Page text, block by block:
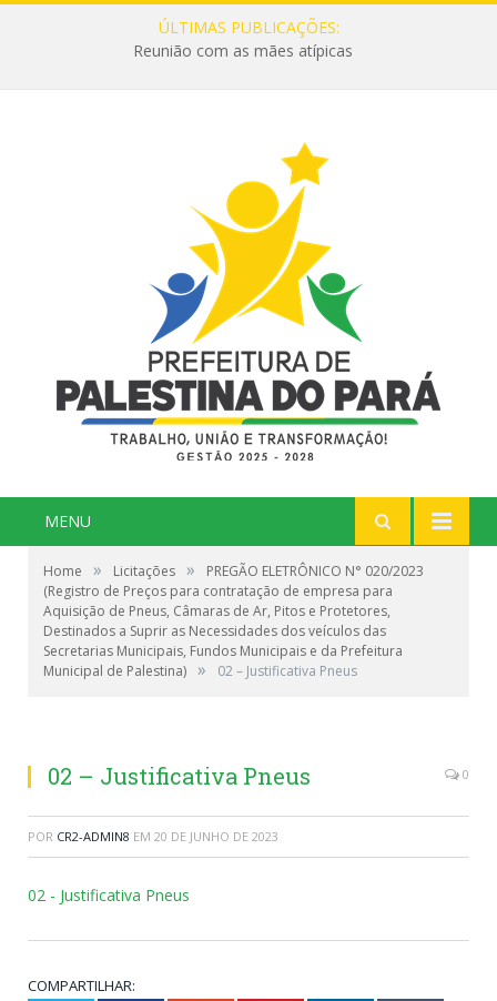
ÚLTIMAS PUBLICAÇÕES:
Reunião com as mães atípicas
MENU
Home » Licitações »
PREGÃO ELETRÔNICO N° 020/2023
(Registro de Preços para contratação de empresa para
Aquisição de Pneus, Câmaras de Ar, Pitos e Protetores,
Destinados a Suprir as Necessidades dos veículos das
Secretarias Municipais, Fundos Municipais e da Prefeitura
Municipal de Palestina) » 02 – Justificativa Pneus
02 – Justificativa Pneus 0
POR CR2-ADMIN8 EM 20 DE JUNHO DE 2023
02 - Justificativa Pneus
COMPARTILHAR: